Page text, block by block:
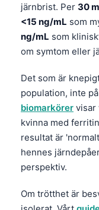
järnbrist. Per 30
<15 ng/mL som
ng/mL som
om symtom eller
Det som är
population, inte
biomarkörer visar
kvinna med ferritin
resultat är
hennes
perspektiv.
Om trötthet är